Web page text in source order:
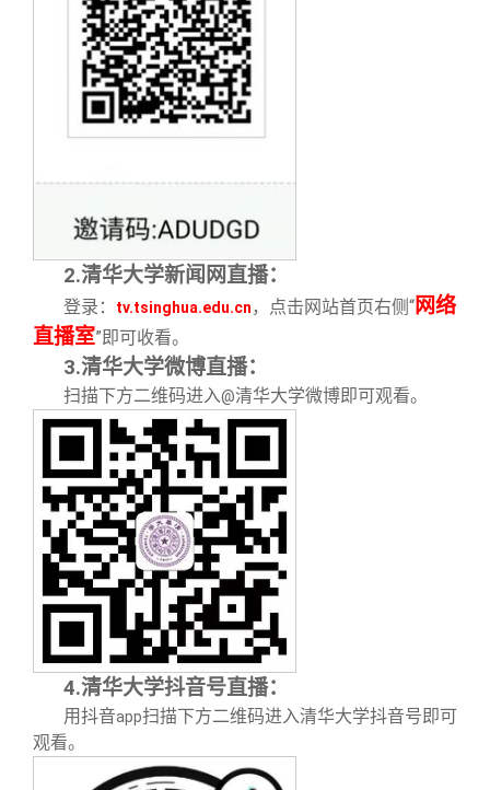
2.清华大学新闻网直播：
登录： tv.tsinghua.edu.cn ，点击网站首页右侧“网络
直播室”即可收看。
3.清华大学微博直播：
扫描下方二维码进入@清华大学微博即可观看。
4.清华大学抖音号直播：
用抖音app扫描下方二维码进入清华大学抖音号即可
观看。